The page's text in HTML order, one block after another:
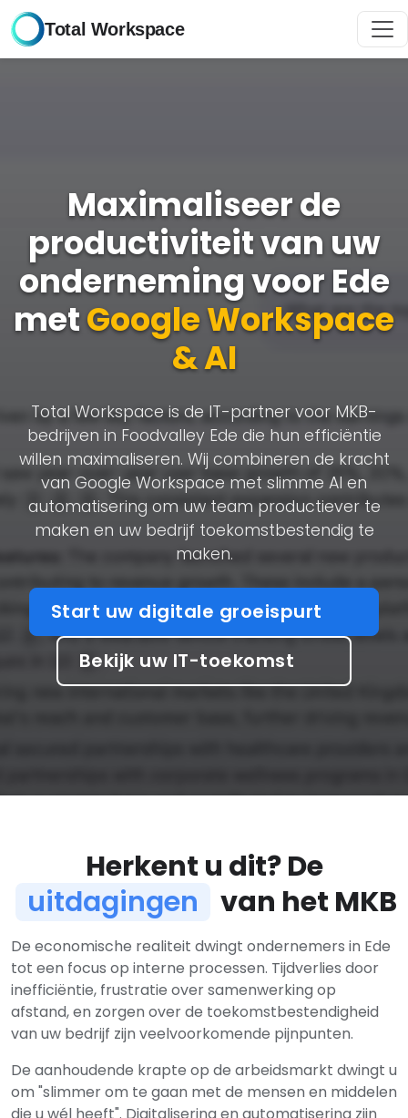
Total Workspace
Maximaliseer de
productiviteit van uw
onderneming voor Ede
metGoogle Workspace
& AI
Total Workspace is de IT-partner voor MKB-
bedrijven in Foodvalley Ede die hun efficiëntie
willen maximaliseren. Wij combineren de kracht
van Google Workspace met slimme AI en
automatisering om uw team productiever te
maken en uw bedrijf toekomstbestendig te
maken.
Start uw digitale groeispurt
Bekijk uw IT-toekomst
Herkent u dit? De
uitdagingen
van het MKB
De economische realiteit dwingt ondernemers in Ede
tot een focus op interne processen. Tijdverlies door
inefficiëntie, frustratie over samenwerking op
afstand, en zorgen over de toekomstbestendigheid
van uw bedrijf zijn veelvoorkomende pijnpunten.
De aanhoudende krapte op de arbeidsmarkt dwingt u
om "slimmer om te gaan met de mensen en middelen